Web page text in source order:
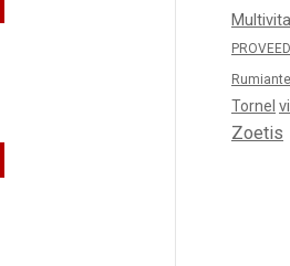
Tornel
Zoetis